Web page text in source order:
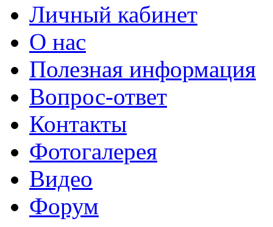
Личный кабинет
О нас
Полезная информация
Вопрос-ответ
Контакты
Фотогалерея
Видео
Форум